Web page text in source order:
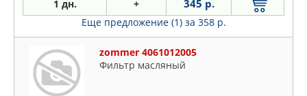
1 дн. + 345 р.
Еще предложение (1) за 358 р.
zommer 4061012005
Фильтр масляный